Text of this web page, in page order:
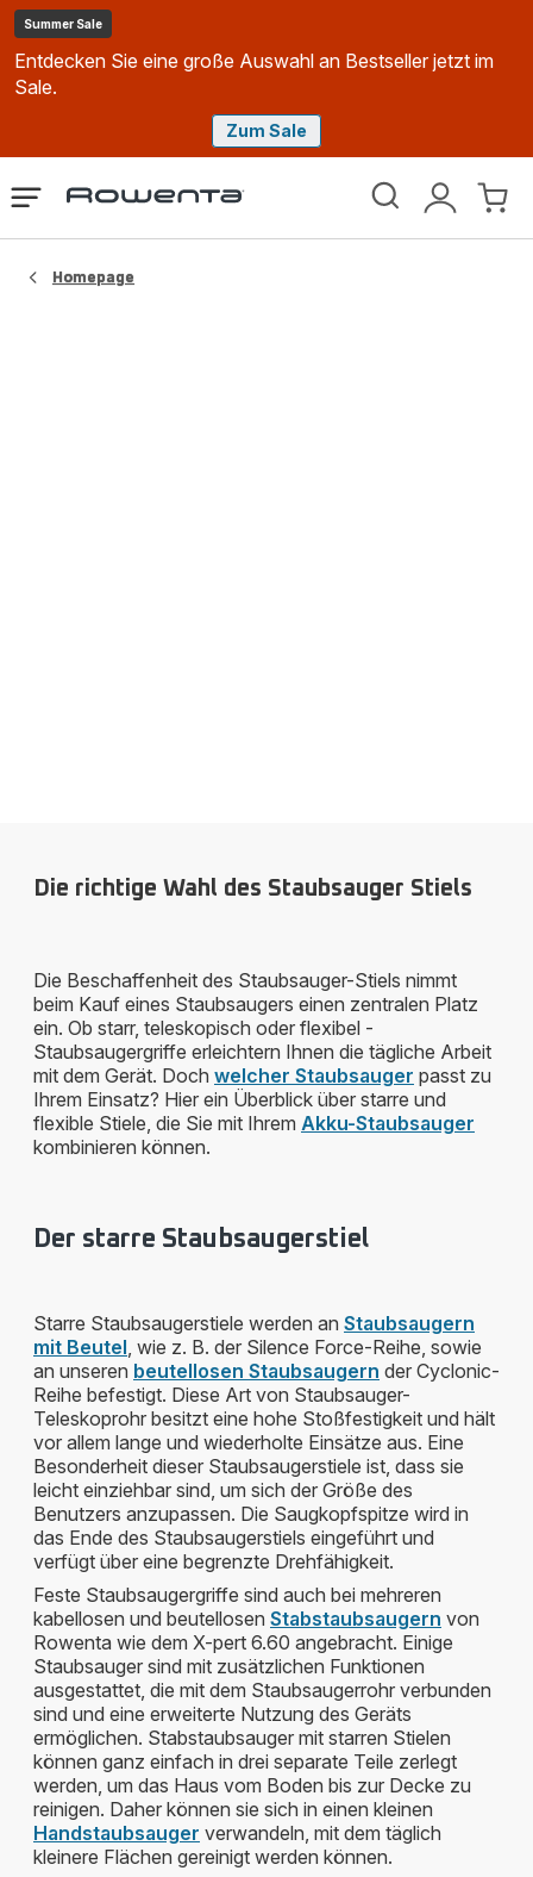
Summer Sale
Entdecken Sie eine große Auswahl an Bestseller jetzt im
Sale.
Zum Sale
Rowenta
Mein
Mein
Das
Homepage
Die richtige Wahl des Staubsauger Stiels
Die Beschaffenheit des Staubsauger-Stiels nimmt
beim Kauf eines Staubsaugers einen zentralen Platz
ein. Ob starr, teleskopisch oder flexibel -
Staubsaugergriffe erleichtern Ihnen die tägliche Arbeit
mit dem Gerät. Doch welcher Staubsauger passt zu
Ihrem Einsatz? Hier ein Überblick über starre und
flexible Stiele, die Sie mit Ihrem Akku-Staubsauger
kombinieren können.
Der starre Staubsaugerstiel
Starre Staubsaugerstiele werden an Staubsaugern
mit Beutel, wie z. B. der Silence Force-Reihe, sowie
an unseren beutellosen Staubsaugern der Cyclonic-
Reihe befestigt. Diese Art von Staubsauger-
Teleskoprohr besitzt eine hohe Stoßfestigkeit und hält
vor allem lange und wiederholte Einsätze aus. Eine
Besonderheit dieser Staubsaugerstiele ist, dass sie
leicht einziehbar sind, um sich der Größe des
Benutzers anzupassen. Die Saugkopfspitze wird in
das Ende des Staubsaugerstiels eingeführt und
verfügt über eine begrenzte Drehfähigkeit.
Feste Staubsaugergriffe sind auch bei mehreren
kabellosen und beutellosen Stabstaubsaugern von
Rowenta wie dem X-pert 6.60 angebracht. Einige
Staubsauger sind mit zusätzlichen Funktionen
ausgestattet, die mit dem Staubsaugerrohr verbunden
sind und eine erweiterte Nutzung des Geräts
ermöglichen. Stabstaubsauger mit starren Stielen
können ganz einfach in drei separate Teile zerlegt
werden, um das Haus vom Boden bis zur Decke zu
reinigen. Daher können sie sich in einen kleinen
Handstaubsauger verwandeln, mit dem täglich
kleinere Flächen gereinigt werden können.